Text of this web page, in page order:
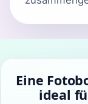
Eine
ideal